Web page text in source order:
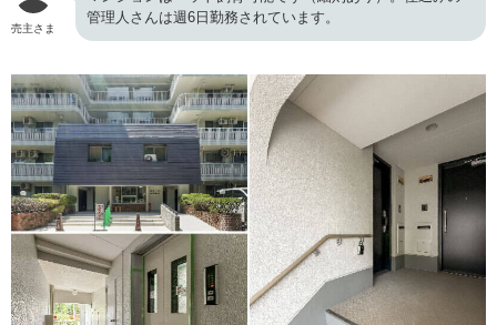
売主さま
管理人さんは週6日勤務されています。